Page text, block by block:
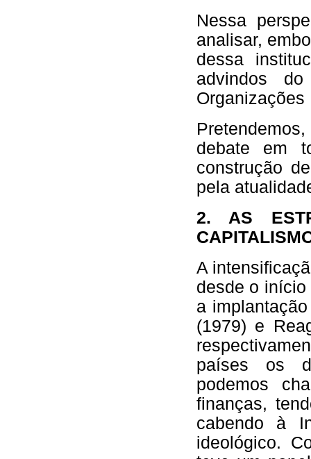
Nessa
analisar,
dessa
advindos
Organizações
debate em
construção
pela
2. AS
A
desde o
a
(1979) e
países os
podemos
finanças,
cabendo à
ideológico.